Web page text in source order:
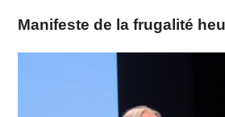
Manifeste de la frugalité